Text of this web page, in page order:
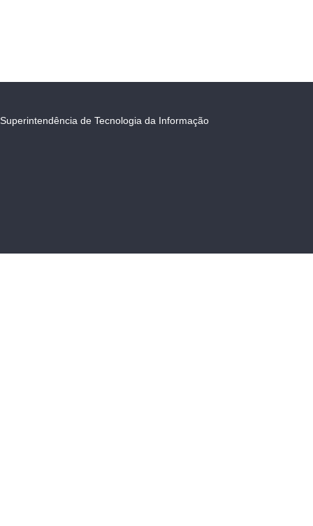
Superintendência de Tecnologia da Informação